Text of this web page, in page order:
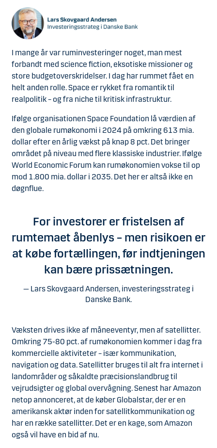
I mange år var ruminvesteringer noget, man mest
forbandt med science fiction, eksotiske missioner og
store budgetoverskridelser. I dag har rummet fået en
helt anden rolle. Space er rykket fra romantik til
realpolitik – og fra niche til kritisk infrastruktur.
Ifølge organisationen Space Foundation lå værdien af
den globale rumøkonomi i 2024 på omkring 613 mia.
dollar efter en årlig vækst på knap 8 pct. Det bringer
området på niveau med flere klassiske industrier. Ifølge
World Economic Forum kan rumøkonomien vokse til op
mod 1.800 mia. dollar i 2035. Det her er altså ikke en
døgnflue.
For investorer er fristelsen af
rumtemaet åbenlys – men risikoen er
at købe fortællingen, før indtjeningen
kan bære prissætningen.
Lars Skovgaard Andersen, investeringsstrateg i
Danske Bank.
Væksten drives ikke af måneeventyr, men af satellitter.
Omkring 75-80 pct. af rumøkonomien kommer i dag fra
kommercielle aktiviteter – især kommunikation,
navigation og data. Satellitter bruges til alt fra internet i
landområder og såkaldte præcisionslandbrug til
vejrudsigter og global overvågning. Senest har Amazon
netop annonceret, at de køber Globalstar, der er en
amerikansk aktør inden for satellitkommunikation og
har en række satellitter. Det er en kage, som Amazon
også vil have en bid af nu.